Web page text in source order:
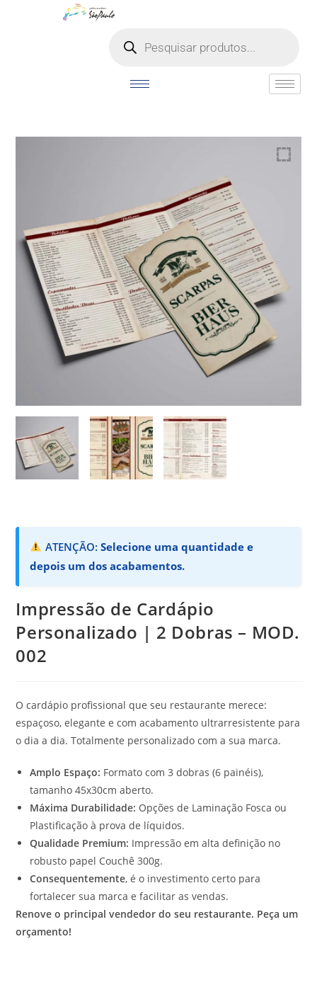
ATENÇÃO: Selecione uma quantidade e
depois um dos acabamentos.
Impressão de Cardápio
Personalizado | 2 Dobras – MOD.
002
O cardápio profissional que seu restaurante merece:
espaçoso, elegante e com acabamento ultrarresistente para
o dia a dia. Totalmente personalizado com a sua marca.
Amplo Espaço: Formato com 3 dobras (6 painéis),
tamanho 45x30cm aberto.
Máxima Durabilidade: Opções de Laminação Fosca ou
Plastificação à prova de líquidos.
Qualidade Premium: Impressão em alta definição no
robusto papel Couchê 300g.
Consequentemente, é o investimento certo para
fortalecer sua marca e facilitar as vendas.
Renove o principal vendedor do seu restaurante. Peça um
orçamento!